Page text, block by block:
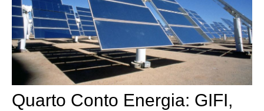
Quarto Conto Energia: GIFI,